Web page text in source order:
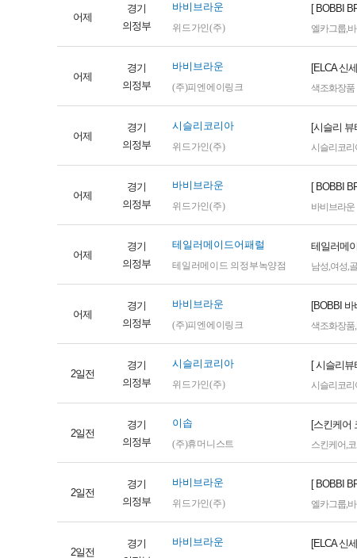
어제
경기
의정부
바비브라운
위드가인(주)
[ BOBBI
엘카그룹,
어제
경기
의정부
바비브라운
(주)피엔에이링크
[ELCA 신
색조화장품
어제
경기
의정부
시슬리코리아
위드가인(주)
[시슬리
시슬리코리
어제
경기
의정부
바비브라운
위드가인(주)
[ BOBBI
바비브라운
어제
경기
의정부
테일러메이드어패럴
테일러메이드 의정부녹양점
테일러메
남성,여성,
어제
경기
의정부
바비브라운
(주)피엔에이링크
[BOBBI
색조화장품,
2일전
경기
의정부
시슬리코리아
위드가인(주)
[ 시슬리
시슬리코리
2일전
경기
의정부
이솝
(주)휴머니스트
[스킨케어
스킨케어,
2일전
경기
의정부
바비브라운
위드가인(주)
[ BOBBI
엘카그룹,
2일전
경기
바비브라운 [ELCA 신